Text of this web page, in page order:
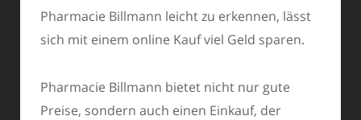
Pharmacie Billmann leicht zu erkennen, lässt
sich mit einem online Kauf viel Geld sparen.
Pharmacie Billmann bietet nicht nur gute
Preise, sondern auch einen Einkauf, der